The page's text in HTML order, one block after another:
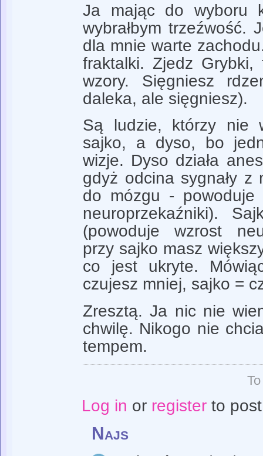
Ja mając do wyboru
wybrałbym trzeźwość.
dla mnie warte
fraktalki. Zjedz Grybki,
wzory. Sięgniesz
daleka, ale sięgniesz).
Są ludzie, którzy nie
sajko, a dyso, bo
wizje. Dyso działa
gdyż odcina sygnały z
do mózgu - powoduje
neuroprzekaźniki).
(powoduje wzrost
przy sajko masz
co jest ukryte.
czujesz mniej, sajko =
Zresztą. Ja nic nie
chwilę. Nikogo nie
tempem.
Log in or registerto post
Najs